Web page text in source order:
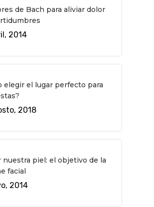
de Bach para aliviar dolor
2014
elegir el lugar perfecto para
2018
nuestra piel: el objetivo de la
facial
2014